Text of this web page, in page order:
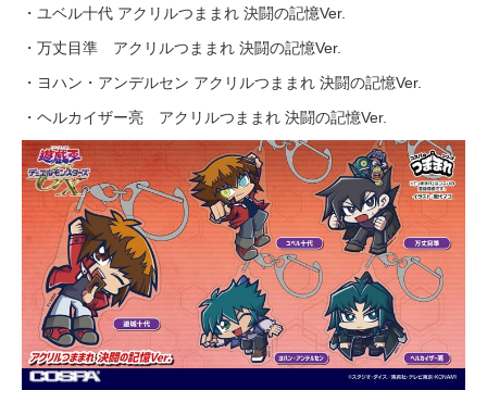
・ユベル十代 アクリルつままれ 決闘の記憶Ver.
・万丈目準 アクリルつままれ 決闘の記憶Ver.
・ヨハン・アンデルセン アクリルつままれ 決闘の記憶Ver.
・ヘルカイザー亮 アクリルつままれ 決闘の記憶Ver.